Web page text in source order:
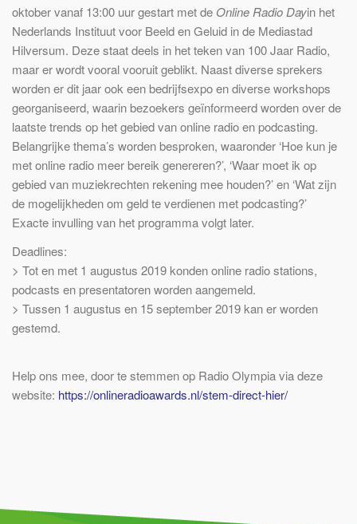
oktober vanaf 13:00 uur gestart met de Online Radio Dayin het
Nederlands Instituut voor Beeld en Geluid in de Mediastad
Hilversum. Deze staat deels in het teken van 100 Jaar Radio,
maar er wordt vooral vooruit geblikt. Naast diverse sprekers
worden er dit jaar ook een bedrijfsexpo en diverse workshops
georganiseerd, waarin bezoekers geïnformeerd worden over de
laatste trends op het gebied van online radio en podcasting.
Belangrijke thema’s worden besproken, waaronder ‘Hoe kun je
met online radio meer bereik genereren?’, ‘Waar moet ik op
gebied van muziekrechten rekening mee houden?’ en ‘Wat zijn
de mogelijkheden om geld te verdienen met podcasting?’
Exacte invulling van het programma volgt later.
Deadlines:
> Tot en met 1 augustus 2019 konden online radio stations,
podcasts en presentatoren worden aangemeld.
> Tussen 1 augustus en 15 september 2019 kan er worden
gestemd.
Help ons mee, door te stemmen op Radio Olympia via deze
website: https://onlineradioawards.nl/stem-direct-hier/